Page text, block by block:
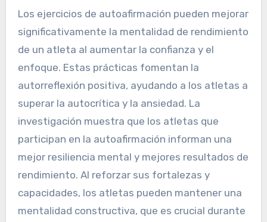
Los ejercicios de autoafirmación pueden mejorar
significativamente la mentalidad de rendimiento
de un atleta al aumentar la confianza y el
enfoque. Estas prácticas fomentan la
autorreflexión positiva, ayudando a los atletas a
superar la autocrítica y la ansiedad. La
investigación muestra que los atletas que
participan en la autoafirmación informan una
mejor resiliencia mental y mejores resultados de
rendimiento. Al reforzar sus fortalezas y
capacidades, los atletas pueden mantener una
mentalidad constructiva, que es crucial durante